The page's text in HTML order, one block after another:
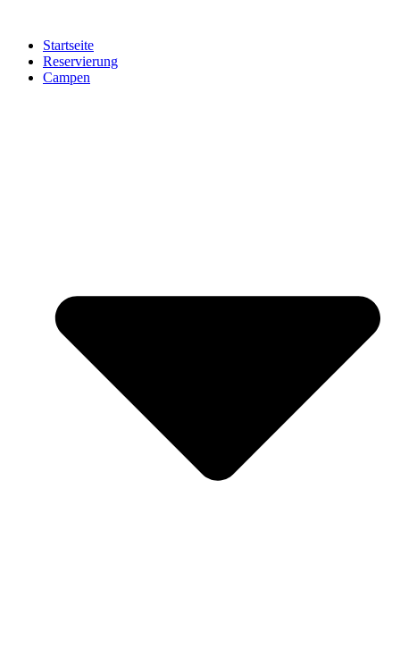
springenStartseite
Reservierung
Campen